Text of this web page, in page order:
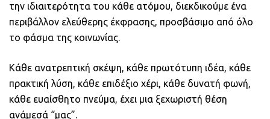
την ιδιαιτερότητα του κάθε ατόμου, διεκδικούμε ένα
περιβάλλον ελεύθερης έκφρασης, προσβάσιμο από όλο
το φάσμα της κοινωνίας.
Κάθε ανατρεπτική σκέψη, κάθε πρωτότυπη ιδέα, κάθε
πρακτική λύση, κάθε επιδέξιο χέρι, κάθε δυνατή φωνή,
κάθε ευαίσθητο πνεύμα, έχει μια ξεχωριστή θέση
ανάμεσά “μας”.